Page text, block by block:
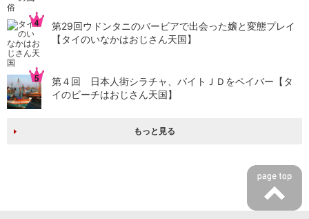
第29回ウドンタニのバービアで出会った嬢と変態プレイ
【タイのいなかはおじさん天国】
第４回 日本人街シラチャ、バイトＪＤをペイバー【タ
イのビーチはおじさん天国】
もっと見る